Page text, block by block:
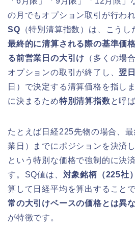
の月でもオプション取引が行わ
SQ （特別清算指数）は、こう
最終的に清算される際の基準価格
る前営業日の大引け （多くの場
オプションの取引が終了し、 翌
日）で決定する清算価格を指し
に決まるため特別清算指数と呼
たとえば日経225先物の場合、
業日）までにポジションを決済
という特別な価格で強制的に決
す。SQ値は、 対象銘柄（225社
算して日経平均を算出すること
常の大引けベースの価格とは異
が特徴です。